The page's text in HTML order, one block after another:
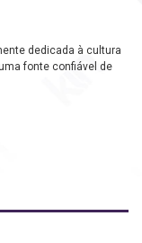
dedicada à cultura
fonte confiável de